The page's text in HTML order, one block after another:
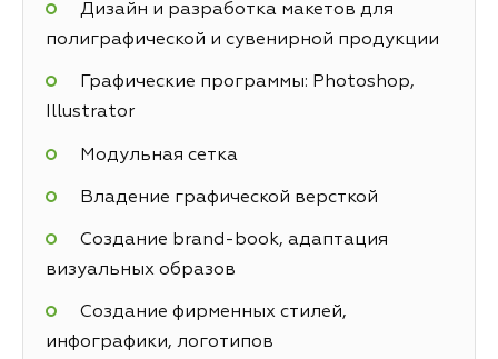
Дизайн и разработка макетов для
полиграфической и сувенирной продукции
Графические программы: Photoshop,
Illustrator
Модульная сетка
Владение графической версткой
Создание brand-book, адаптация
визуальных образов
Создание фирменных стилей,
инфографики, логотипов